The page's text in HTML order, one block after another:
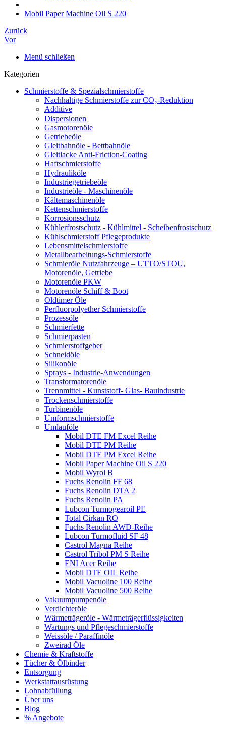
Mobil Paper Machine Oil S 220
Zurück
Vor
Menü schließen
Kategorien
Schmierstoffe & Spezialschmierstoffe
Nachhaltige Schmierstoffe zur CO₂-Reduktion
Additive
Dispersionen
Gasmotorenöle
Getriebeöle
Gleitbahnöle - Bettbahnöle
Gleitlacke Anti-Friction-Coating
Haftschmierstoffe
Hydrauliköle
Industriegetriebeöle
Industrieöle - Maschinenöle
Kältemaschinenöle
Kettenschmierstoffe
Korrosionsschutz
Kühlerfrostschutz - Kühlmittel - Scheibenfrostschutz
Kühlschmierstoff Pflegeprodukte
Lebensmittelschmierstoffe
Metallbearbeitungs-Schmierstoffe
Schmieröle Nutzfahrzeuge – UTTO/STOU,
Motorenöle, Getriebe
Motorenöle PKW
Motorenöle Schiff & Boot
Oldtimer Öle
Perfluorpolyether Schmierstoffe
Prozessöle
Schmierfette
Schmierpasten
Schmierstoffgeber
Schneidöle
Silikonöle
Sprays - Industrie-Anwendungen
Transformatorenöle
Trennmittel - Kunststoff- Glas- Bauindustrie
Trockenschmierstoffe
Turbinenöle
Umformschmierstoffe
Umlauföle
Mobil DTE FM Excel Reihe
Mobil DTE PM Reihe
Mobil DTE PM Excel Reihe
Mobil Paper Machine Oil S 220
Mobil Wyrol B
Fuchs Renolin FF 68
Fuchs Renolin DTA 2
Fuchs Renolin PA
Lubcon Turmogearoil PE
Total Cirkan RO
Fuchs Renolin AWD-Reihe
Lubcon Turmofluid SF 48
Castrol Magna Reihe
Castrol Tribol PM S Reihe
ENI Acer Reihe
Mobil DTE OIL Reihe
Mobil Vacuoline 100 Reihe
Mobil Vacuoline 500 Reihe
Vakuumpumpenöle
Verdichteröle
Wärmeträgeröle - Wärmeträgerflüssigkeiten
Wartungs und Pflegeschmierstoffe
Weissöle / Paraffinöle
Zweirad Öle
Chemie & Kraftstoffe
Tücher & Ölbinder
Entsorgung
Werkstattausrüstung
Lohnabfüllung
Über uns
Blog
% Angebote